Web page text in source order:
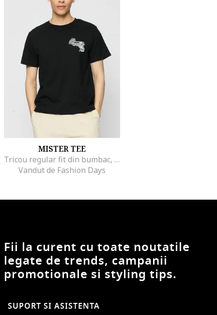
MISTER TEE
Tricou regular fit din bumbac, Negru
Vandut de Fashion Days
Fii la curent cu toate noutatile
legate de trends, campanii
promotionale si styling tips.
SUPORT SI ASISTENTA